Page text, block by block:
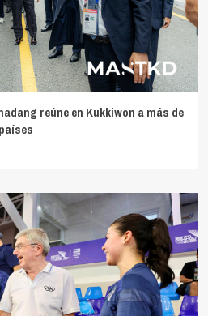
reúne en Kukkiwon a más de